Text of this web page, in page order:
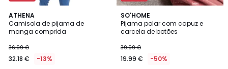
ATHENA
Camisola de pijama de
manga comprida
36.99 €
32.18 € -13%
5
/
5
SO'HOME
Pijama polar com capuz e
carcela de botões
39.99 €
19.99 € -50%
4,5
/ 5